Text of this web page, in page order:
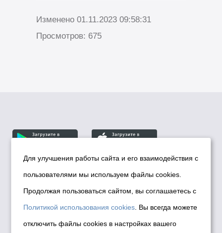
Изменено 01.11.2023 09:58:31
Просмотров: 675
© Департамент информационной политики мэрии
города Новосибирска, 2026
Политика использования Cookies
Политика по обработке персональных
Для улучшения работы сайта и его взаимодействия с
пользователями мы используем файлы cookies.
Продолжая пользоваться сайтом, вы соглашаетесь с
Политикой использования cookies . Вы всегда можете
отключить файлы cookies в настройках вашего